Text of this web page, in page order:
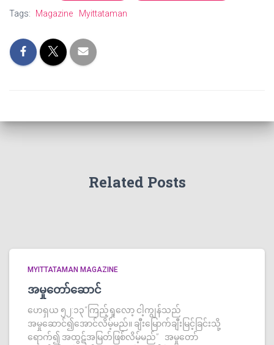
Tags: Magazine Myittataman
Related Posts
MYITTATAMAN MAGAZINE
အမှုတော်ဆောင်
ဟေရှယ ၅၂:၁၃“ကြည့်ရှုလော့ ငါ့ကျွန်သည်
အမှုဆောင်၍အောင်လိမ့်မည်။ ချီးမြောက်ချီးမြင့်ခြင်းသို့
ရောက်၍ အထွဋ်အမြတ်ဖြစ်လိမ့်မည်” အမှုတော်